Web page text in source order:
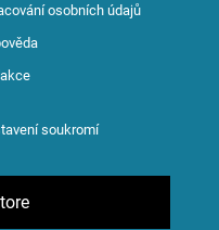
osobních údajů
soukromí